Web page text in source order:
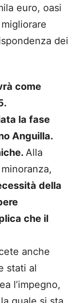
euro, oasi
dei
come
la fase
Anguilla.
Alla
della
che il
anche
stati al
l’impegno,